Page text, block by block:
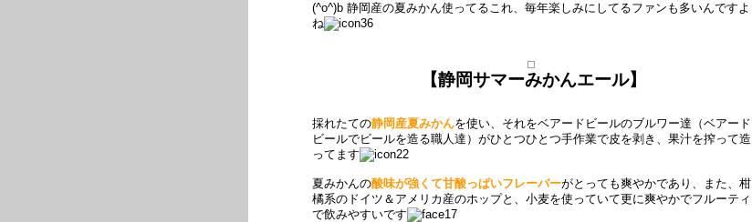
(^o^)b 静岡産の夏みかん使ってるこれ、毎年楽しみにしてるファンも多いんですよ
ね
【静岡サマーみかんエール】
採れたての静岡産夏みかんを使い、それをベアードビールのブルワー達（ベアード
ビールでビールを造る職人達）がひとつひとつ手作業で皮を剥き、果汁を搾って造
ってます
夏みかんの酸味が強くて甘酸っぱいフレーバーがとっても爽やかであり、また、柑
橘系のドイツ＆アメリカ産のホップと、小麦を使っていて更に爽やかでフルーティ
で飲みやすいです